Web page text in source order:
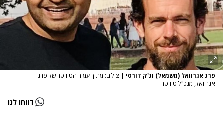
פרג אגרוואל (משמאל) וג'ק דורסי | צילום: מתוך עמוד הטוויטר של פרג
אגרוואל, מנכ"ל טוויטר
דווחו לנו